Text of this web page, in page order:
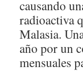
causando
radioactiva
Malasia.
año por un
mensuales